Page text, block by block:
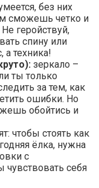
без них
сможешь четко и
геройствуй,
спину или
а техника!
зеркало –
ты только
за тем, как
ошибки. Но
обойтись и
чтобы стоять как
ёлка, нужна
с
себя